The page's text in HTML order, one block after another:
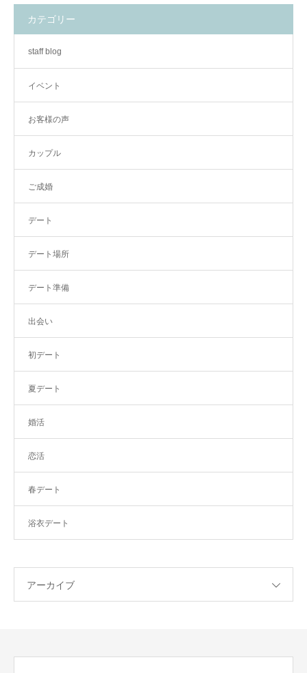
カテゴリー
staff blog
イベント
お客様の声
カップル
ご成婚
デート
デート場所
デート準備
出会い
初デート
夏デート
婚活
恋活
春デート
浴衣デート
アーカイブ